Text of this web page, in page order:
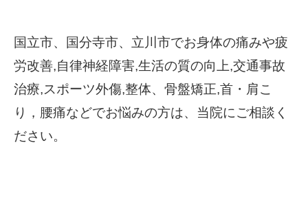
国立市、国分寺市、立川市でお身体の痛みや疲
労改善,自律神経障害,生活の質の向上,交通事故
治療,スポーツ外傷,整体、骨盤矯正,首・肩こ
り，腰痛などでお悩みの方は、当院にご相談く
ださい。